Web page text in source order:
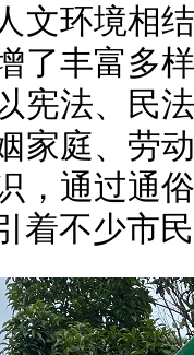
文环境相
了丰富多
宪法、民
家庭、劳
，通过通
着不少市